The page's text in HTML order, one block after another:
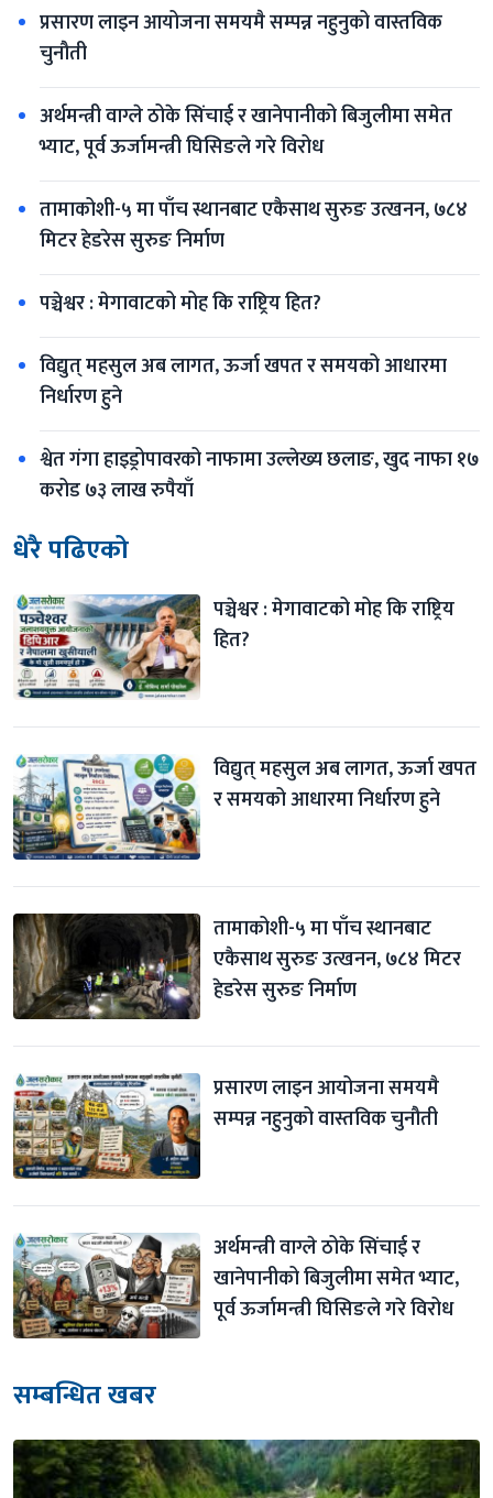
प्रसारण लाइन आयोजना समयमै सम्पन्न नहुनुको वास्तविक
चुनौती
अर्थमन्त्री वाग्ले ठोके सिंचाई र खानेपानीको बिजुलीमा समेत
भ्याट, पूर्व ऊर्जामन्त्री घिसिङले गरे विरोध
तामाकोशी-५ मा पाँच स्थानबाट एकैसाथ सुरुङ उत्खनन, ७८४
मिटर हेडरेस सुरुङ निर्माण
पञ्चेश्वर : मेगावाटको मोह कि राष्ट्रिय हित?
विद्युत् महसुल अब लागत, ऊर्जा खपत र समयको आधारमा
निर्धारण हुने
श्वेत गंगा हाइड्रोपावरको नाफामा उल्लेख्य छलाङ, खुद नाफा १७
करोड ७३ लाख रुपैयाँ
धेरै पढिएको
पञ्चेश्वर : मेगावाटको मोह कि राष्ट्रिय
हित?
विद्युत् महसुल अब लागत, ऊर्जा खपत
र समयको आधारमा निर्धारण हुने
तामाकोशी-५ मा पाँच स्थानबाट
एकैसाथ सुरुङ उत्खनन, ७८४ मिटर
हेडरेस सुरुङ निर्माण
प्रसारण लाइन आयोजना समयमै
सम्पन्न नहुनुको वास्तविक चुनौती
अर्थमन्त्री वाग्ले ठोके सिंचाई र
खानेपानीको बिजुलीमा समेत भ्याट,
पूर्व ऊर्जामन्त्री घिसिङले गरे विरोध
सम्बन्धित खबर